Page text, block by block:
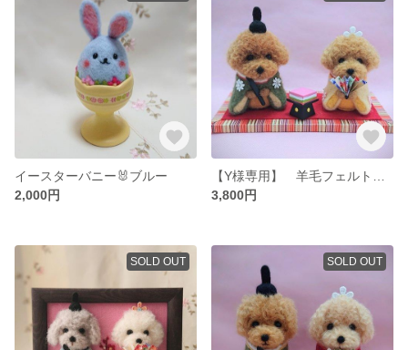
イースターバニー🐰ブルー
2,000円
3,800円
SOLD OUT SOLD OUT